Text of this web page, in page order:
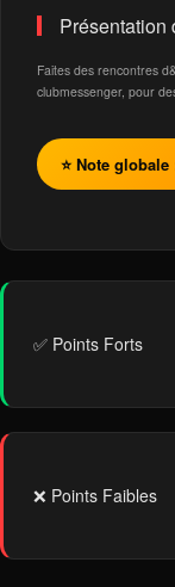
Présentation
Faites des rencontres
clubmessenger, pour
⭐ Note globale
✅ Points Forts
❌ Points Faibles